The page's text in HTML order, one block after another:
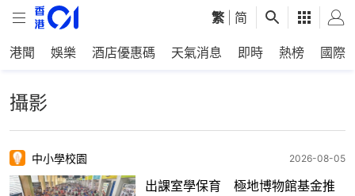
繁 简
港聞 娛樂 酒店優惠碼 天氣消息 即時 熱榜 國際
攝影
中小學校園 2026-08-05
出課室學保育 極地博物館基金推